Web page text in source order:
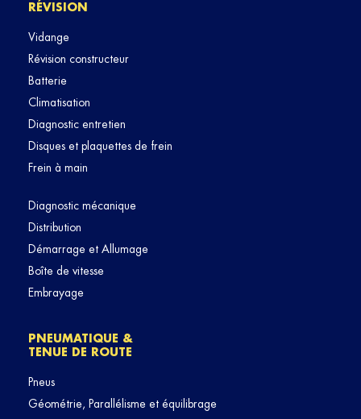
RÉVISION
Vidange
Révision constructeur
Batterie
Climatisation
Diagnostic entretien
Disques et plaquettes de frein
Frein à main
Diagnostic mécanique
Distribution
Démarrage et Allumage
Boîte de vitesse
Embrayage
PNEUMATIQUE &
TENUE DE ROUTE
Pneus
Géométrie, Parallélisme et équilibrage